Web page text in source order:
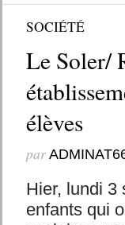
SOCIÉTÉ
Le Soler/
élèves
par
Hier, lundi 3
enfants qui